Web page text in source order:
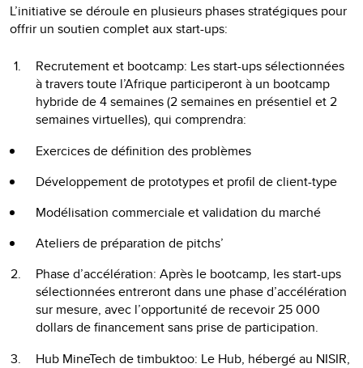
L’initiative se déroule en plusieurs phases stratégiques pour
offrir un soutien complet aux start-ups:
Recrutement et bootcamp: Les start-ups sélectionnées
à travers toute l’Afrique participeront à un bootcamp
hybride de 4 semaines (2 semaines en présentiel et 2
semaines virtuelles), qui comprendra:
Exercices de définition des problèmes
Développement de prototypes et profil de client-type
Modélisation commerciale et validation du marché
Ateliers de préparation de pitchs’
Phase d’accélération: Après le bootcamp, les start-ups
sélectionnées entreront dans une phase d’accélération
sur mesure, avec l’opportunité de recevoir 25 000
dollars de financement sans prise de participation.
Hub MineTech de timbuktoo: Le Hub, hébergé au NISIR,